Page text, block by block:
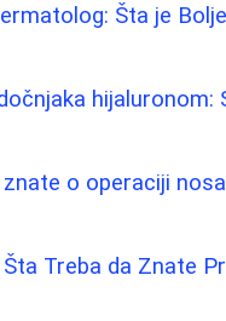
Šta je
hijaluronom:
o operaciji
Treba da Znate